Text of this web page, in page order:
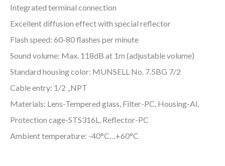
Integrated terminal connection
Excellent diffusion effect with special reflector
Flash speed: 60-80 flashes per minute
Sound volume: Max. 118dB at 1m (adjustable volume)
Standard housing color: MUNSELL No. 7.5BG 7/2
Cable entry: 1/2 „NPT
Materials: Lens-Tempered glass, Filter-PC, Housing-Al,
Protection cage-STS316L, Reflector-PC
Ambient temperature: -40°C…+60°C